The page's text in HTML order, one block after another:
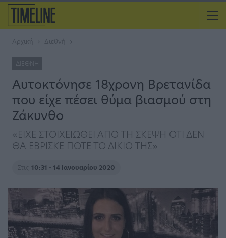
Αρχική Διεθνή
ΔΙΕΘΝΉ
Αυτοκτόνησε 18χρονη Βρετανίδα
που είχε πέσει θύμα βιασμού στη
Ζάκυνθο
«ΕΙΧΕ ΣΤΟΙΧΕΙΩΘΕΙ ΑΠΟ ΤΗ ΣΚΕΨΗ ΟΤΙ ΔΕΝ
ΘΑ ΕΒΡΙΣΚΕ ΠΟΤΕ ΤΟ ΔΙΚΙΟ ΤΗΣ»
Στις 10:31 - 14 Ιανουαρίου 2020